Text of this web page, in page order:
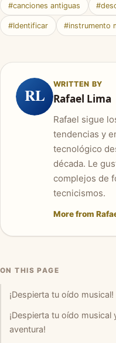
#canciones antiguas
#Identificar #instrumento
RL
WRITTEN BY
Rafael Lima
Rafael sigue
tendencias y
tecnológico
década. Le
complejos de
tecnicismos.
More from
ON THIS PAGE
¡Despierta tu oído musical!
¡Despierta tu oído
aventura!